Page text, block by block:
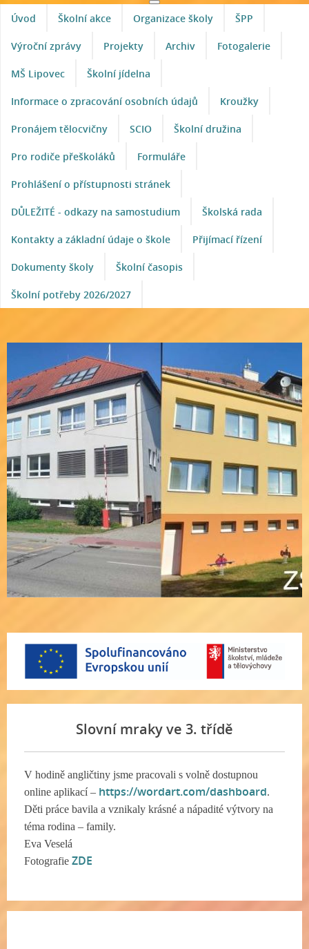
Úvod Školní akce Organizace školy ŠPP
Výroční zprávy Projekty Archiv Fotogalerie
MŠ Lipovec Školní jídelna
Informace o zpracování osobních údajů Kroužky
Pronájem tělocvičny SCIO Školní družina
Pro rodiče přeškoláků Formuláře
Prohlášení o přístupnosti stránek
DŮLEŽITÉ - odkazy na samostudium Školská rada
Kontakty a základní údaje o škole Přijímací řízení
Dokumenty školy Školní časopis
Školní potřeby 2026/2027
Slovní mraky ve 3. třídě
V hodině angličtiny jsme pracovali s volně dostupnou
online aplikací – https://wordart.com/dashboard.
Děti práce bavila a vznikaly krásné a nápadité výtvory na
téma rodina – family.
Eva Veselá
Fotografie ZDE